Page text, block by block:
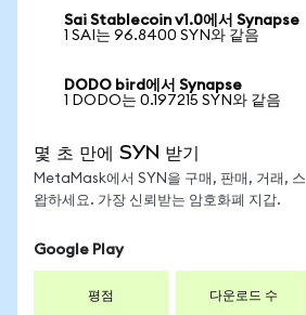
Sai Stablecoin v1.0에서 Synapse
1 SAI는 96.8400 SYN와 같음
DODO bird에서 Synapse
1 DODO는 0.197215 SYN와 같음
몇 초 만에 SYN 받기
MetaMask에서 SYN을 구매, 판매, 거래, 스
왑하세요. 가장 신뢰받는 암호화폐 지갑.
Google Play
평점 다운로드 수